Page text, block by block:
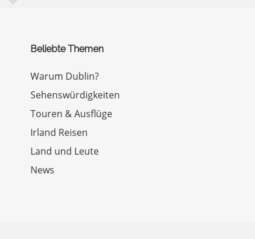
Beliebte Themen
Warum Dublin?
Sehenswürdigkeiten
Touren & Ausflüge
Irland Reisen
Land und Leute
News